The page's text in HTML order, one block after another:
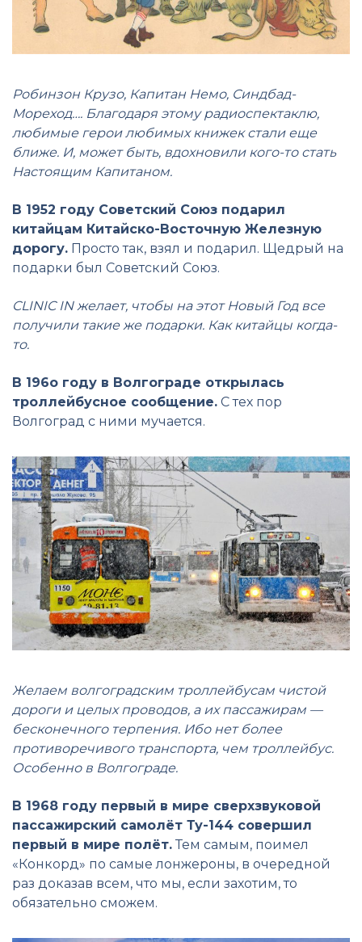
Робинзон Крузо, Капитан Немо, Синдбад-
Мореход…. Благодаря этому радиоспектаклю,
любимые герои любимых книжек стали еще
ближе. И, может быть, вдохновили кого-то стать
Настоящим Капитаном.
В 1952 году Советский Союз подарил
китайцам Китайско-Восточную Железную
дорогу. Просто так, взял и подарил. Щедрый на
подарки был Советский Союз.
CLINIC IN желает, чтобы на этот Новый Год все
получили такие же подарки. Как китайцы когда-
то.
В 196о году в Волгограде открылась
троллейбусное сообщение. С тех пор
Волгоград с ними мучается.
Желаем волгоградским троллейбусам чистой
дороги и целых проводов, а их пассажирам —
бесконечного терпения. Ибо нет более
противоречивого транспорта, чем троллейбус.
Особенно в Волгограде.
В 1968 году первый в мире сверхзвуковой
пассажирский самолёт Ту-144 совершил
первый в мире полёт. Тем самым, поимел
«Конкорд» по самые лонжероны, в очередной
раз доказав всем, что мы, если захотим, то
обязательно сможем.